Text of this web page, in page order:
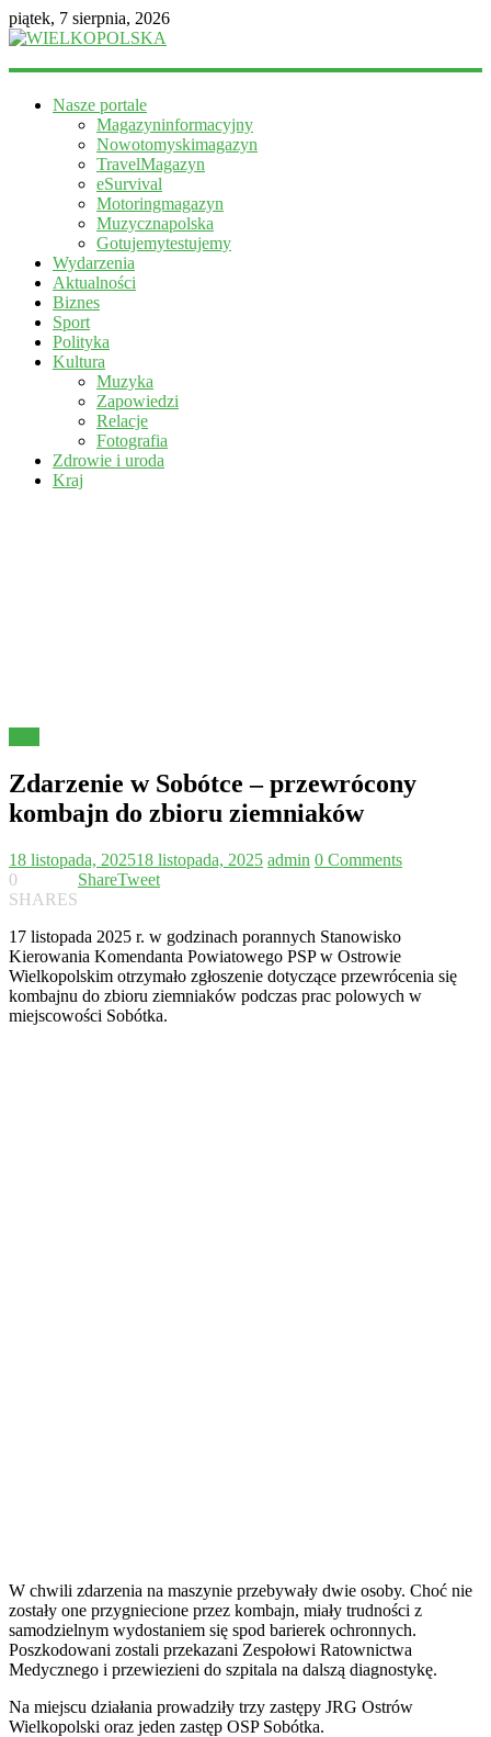
piątek, 7 sierpnia, 2026
WIELKOPOLSKA
informacyjny
Nasze portale
Magazyninformacyjny
Nowotomyskimagazyn
TravelMagazyn
eSurvival
Motoringmagazyn
Muzycznapolska
Gotujemytestujemy
Wydarzenia
Aktualności
Biznes
Sport
Polityka
Kultura
Muzyka
Zapowiedzi
Relacje
Fotografia
Zdrowie i uroda
Kraj
Zdarzenie w Sobótce – przewrócony
kombajn do zbioru ziemniaków
18 listopada, 202518 listopada, 2025 admin 0 Comments
0
SHARES
ShareTweet
17 listopada 2025 r. w godzinach porannych Stanowisko
Kierowania Komendanta Powiatowego PSP w Ostrowie
Wielkopolskim otrzymało zgłoszenie dotyczące przewrócenia się
kombajnu do zbioru ziemniaków podczas prac polowych w
miejscowości Sobótka.
W chwili zdarzenia na maszynie przebywały dwie osoby. Choć nie
zostały one przygniecione przez kombajn, miały trudności z
samodzielnym wydostaniem się spod barierek ochronnych.
Poszkodowani zostali przekazani Zespołowi Ratownictwa
Medycznego i przewiezieni do szpitala na dalszą diagnostykę.
Na miejscu działania prowadziły trzy zastępy JRG Ostrów
Wielkopolski oraz jeden zastęp OSP Sobótka.